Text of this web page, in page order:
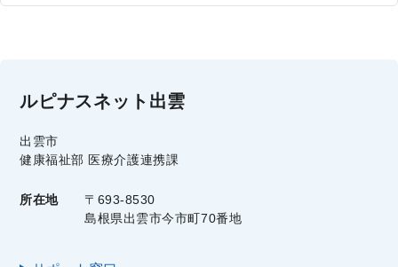
ルピナスネット出雲
出雲市
健康福祉部 医療介護連携課
所在地
〒693-8530
島根県出雲市今市町70番地